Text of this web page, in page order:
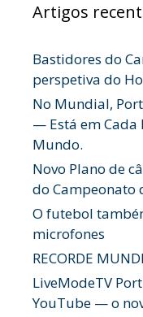
Artigos
Bastidores do
perspetiva do
No Mundial,
— Está em Cada
Mundo.
Novo Plano de
do Campeonato
O futebol
microfones
RECORDE
LiveModeTV
YouTube — o